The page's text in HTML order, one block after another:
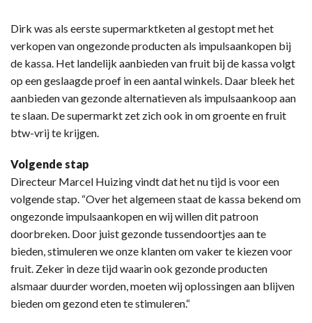
Dirk was als eerste supermarktketen al gestopt met het
verkopen van ongezonde producten als impulsaankopen bij
de kassa. Het landelijk aanbieden van fruit bij de kassa volgt
op een geslaagde proef in een aantal winkels. Daar bleek het
aanbieden van gezonde alternatieven als impulsaankoop aan
te slaan. De supermarkt zet zich ook in om groente en fruit
btw-vrij te krijgen.
Volgende stap
Directeur Marcel Huizing vindt dat het nu tijd is voor een
volgende stap. “Over het algemeen staat de kassa bekend om
ongezonde impulsaankopen en wij willen dit patroon
doorbreken. Door juist gezonde tussendoortjes aan te
bieden, stimuleren we onze klanten om vaker te kiezen voor
fruit. Zeker in deze tijd waarin ook gezonde producten
alsmaar duurder worden, moeten wij oplossingen aan blijven
bieden om gezond eten te stimuleren.“